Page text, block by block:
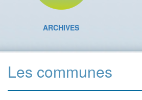
ARCHIVES
Les communes